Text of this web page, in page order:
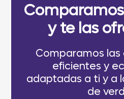
y te las
Comparamos
eficientes y
adaptadas a ti y a
de